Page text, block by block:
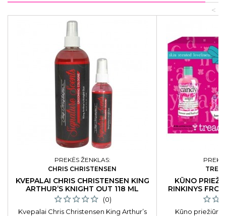
<
PREKĖS ŽENKLAS:
CHRIS CHRISTENSEN
KVEPALAI CHRIS CHRISTENSEN KING
ARTHUR’S KNIGHT OUT 118 ML
(0)
Kvepalai Chris Christensen King Arthur’s
KŪNO
RINKINYS
Kūno